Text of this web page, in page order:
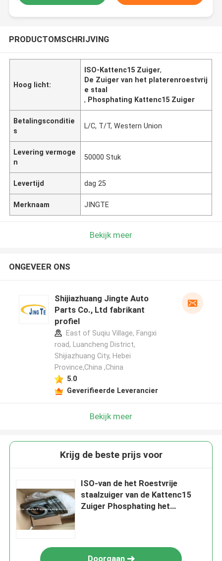
PRODUCTOMSCHRIJVING
Hoog licht:
ISO-Kattenc15 Zuiger,
De Zuiger van het platerenroestvrij
e staal
, Phosphating Kattenc15 Zuiger
Betalingsconditie
s
L/C, T/T, Western Union
Levering vermoge
n
50000 Stuk
Levertijd dag 25
Merknaam JINGTE
Bekijk meer
ONGEVEER ONS
Shijiazhuang Jingte Auto
Parts Co., Ltd fabrikant
profiel
East of Suqiu Village, Fangxi
road, Luancheng District,
Shijiazhuang City, Hebei
Province,China ,China
5.0
Geverifieerde Leverancier
Bekijk meer
Krijg de beste prijs voor
ISO-van de het Roestvrije
staalzuiger van de Kattenc15
Zuiger Phosphating het
Doorgaan